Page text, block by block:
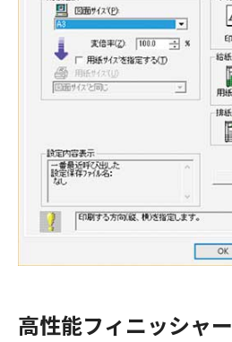
高性能フィニッシャー